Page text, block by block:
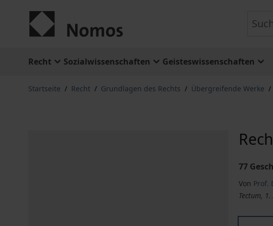
Recht Sozialwissenschaften Geisteswissenschaften
Startseite / Recht / Grundlagen des Rechts / Übergreifende Werke /
77
Von Prof.
Tectum,